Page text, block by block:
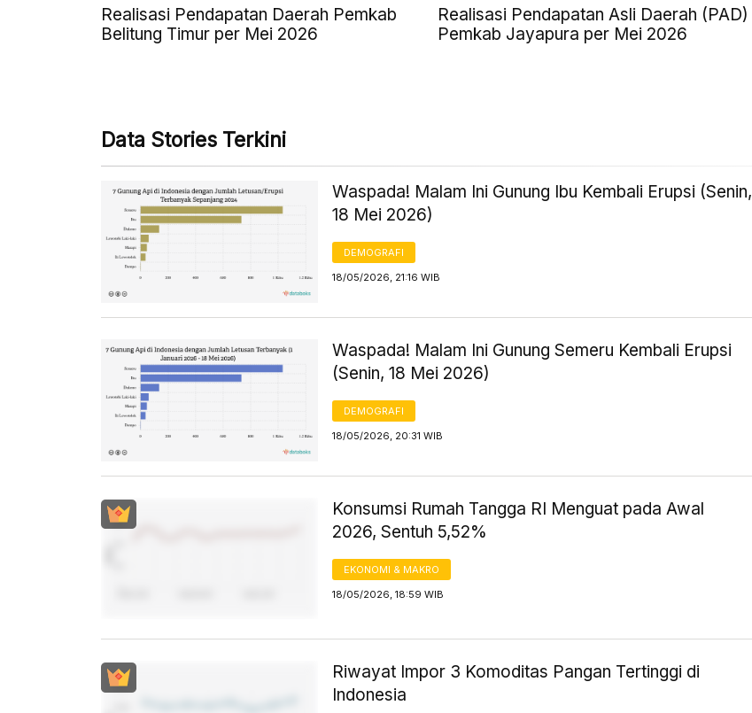
Realisasi Pendapatan Daerah Pemkab
Belitung Timur per Mei 2026
Realisasi Pendapatan Asli Daerah (PAD)
Pemkab Jayapura per Mei 2026
Data Stories Terkini
Waspada! Malam Ini Gunung Ibu Kembali Erupsi (Senin,
18 Mei 2026)
DEMOGRAFI
18/05/2026, 21:16 WIB
Waspada! Malam Ini Gunung Semeru Kembali Erupsi
(Senin, 18 Mei 2026)
DEMOGRAFI
18/05/2026, 20:31 WIB
Konsumsi Rumah Tangga RI Menguat pada Awal
2026, Sentuh 5,52%
EKONOMI & MAKRO
18/05/2026, 18:59 WIB
Riwayat Impor 3 Komoditas Pangan Tertinggi di
Indonesia